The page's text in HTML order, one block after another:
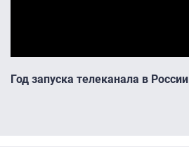
Год запуска телеканала в России